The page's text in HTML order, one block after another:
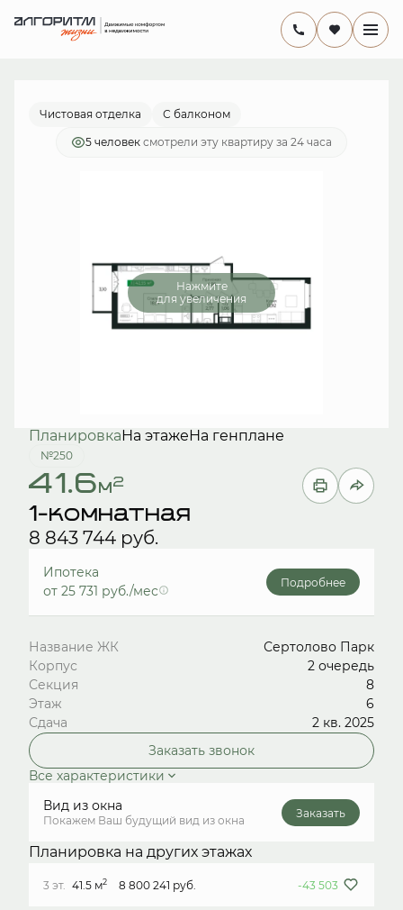
1-комнатная
8 843 744 руб.
от 25 731 руб./мес.
Чистовая отделка С балконом
5 человек смотрели эту квартиру за 24 часа
Нажмите
для увеличения
ПланировкаНа этажеНа генплане
№250
41.6м2
1-комнатная
8 843 744 руб.
Ипотека
от 25 731 руб./мес
Подробнее
Название ЖК
Сертолово Парк
Корпус
2 очередь
Секция
8
Этаж
6
Сдача
2 кв. 2025
Заказать звонок
Все характеристики
Вид из окна
Покажем Ваш будущий вид из окна
Заказать
Планировка на других этажах
3 эт. 41.5 м2 8 800 241 руб. -43 503